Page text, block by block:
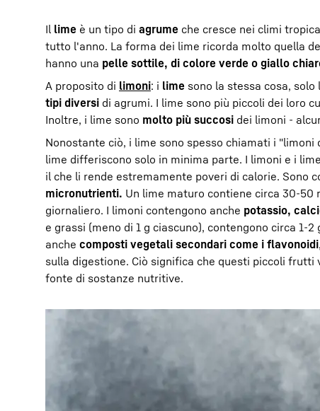
Il lime è un tipo di agrume che cresce nei climi
tutto l'anno. La forma dei lime ricorda molto quella
hanno una pelle sottile, di colore verde o giallo
A proposito di limoni: i lime sono la stessa cosa,
tipi diversi di agrumi. I lime sono più piccoli dei loro
Inoltre, i lime sono molto più succosi dei limoni -
Nonostante ciò, i lime sono spesso chiamati i
lime differiscono solo in minima parte. I limoni e i
il che li rende estremamente poveri di calorie. Sono
micronutrienti. Un lime maturo contiene circa 30-50
giornaliero. I limoni contengono anche potassio,
e grassi (meno di 1 g ciascuno), contengono circa
anche composti vegetali secondari come i flavonoidi
sulla digestione. Ciò significa che questi piccoli
fonte di sostanze nutritive.